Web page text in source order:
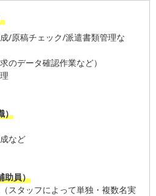
/原稿チェック/派遣書類管理な
のデータ確認作業など）
）
など
助員）
スタッフによって単独・複数名実